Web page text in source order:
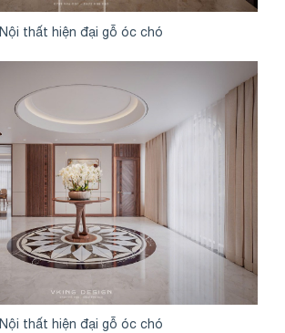
Nội thất hiện đại gỗ óc chó
Nội thất hiện đại gỗ óc chó